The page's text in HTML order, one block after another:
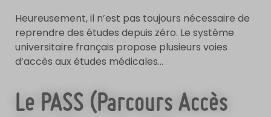
Heureusement, il n’est pas toujours nécessaire de
reprendre des études depuis zéro. Le système
universitaire français propose plusieurs voies
d’accès aux études médicales…
Le PASS (Parcours Accès